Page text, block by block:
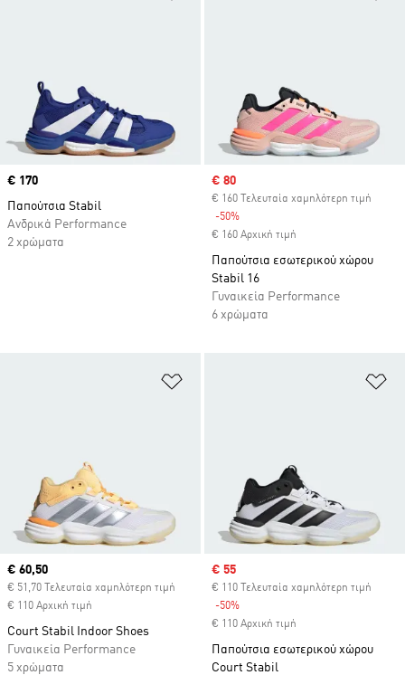
Price
€ 170
Παπούτσια Stabil
Ανδρικά Performance
2 χρώματα
Sale price
€ 80
€ 160 Τελευταία χαμηλότερη τιμή
-50%
€ 160 Αρχική τιμή
Παπούτσια εσωτερικού χώρου
Stabil 16
Γυναικεία Performance
6 χρώματα
Προσθήκη στη Λίστα Επιθυμιών
Current price
€ 60,50
€ 51,70 Τελευταία χαμηλότερη τιμή
€ 110 Αρχική τιμή
Court Stabil Indoor Shoes
Γυναικεία Performance
5 χρώματα
Sale price
€ 55
€ 110 Τελευταία χαμηλότερη τιμή
-50%
€ 110 Αρχική τιμή
Παπούτσια εσωτερικού χώρου
Court Stabil